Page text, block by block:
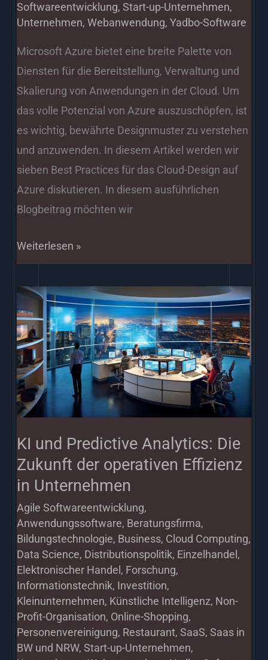
Softwareentwicklung,Start-up-Unternehmen,
Unternehmen,Webanwendung,Yadbo-Software
Microsoft Azure bietet eine breite Palette von
Diensten für die Bereitstellung, Verwaltung und
Skalierung von Anwendungen in der Cloud. Um
das volle Potenzial von Azure auszuschöpfen, ist
es wichtig, bewährte Designmuster zu verstehen
und anzuwenden. In diesem Artikel werden wir
sieben Best Practices für das Cloud-Design auf
Azure diskutieren. In diesem ausführlichen
Blogbeitrag möchten wir
Weiterlesen »
KI und Predictive Analytics: Die
Zukunft der operativen Effizienz
in Unternehmen
Agile Softwareentwicklung,
Anwendungssoftware, Beratungsfirma,
Bildungstechnologie, Business, Cloud Computing,
Data Science, Distributionspolitik, Einzelhandel ,
Elektronischer Handel , Forschung,
Informationstechnik, Investition,
Kleinunternehmen, Künstliche Intelligenz, Non-
Profit-Organisation, Online-Shopping,
Personenvereinigung, Restaurant,SaaS,Saas in
BW und NRW,Start-up-Unternehmen,
KI
und
Predictive
Analytics:
Die
Zukunft
der
operativen
Effizienz
in
Unternehmen